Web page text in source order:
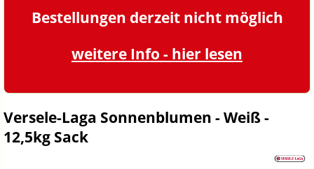
Bestellungen derzeit nicht möglich
weitere Info - hier lesen
Versele-Laga Sonnenblumen - Weiß -
12,5kg Sack